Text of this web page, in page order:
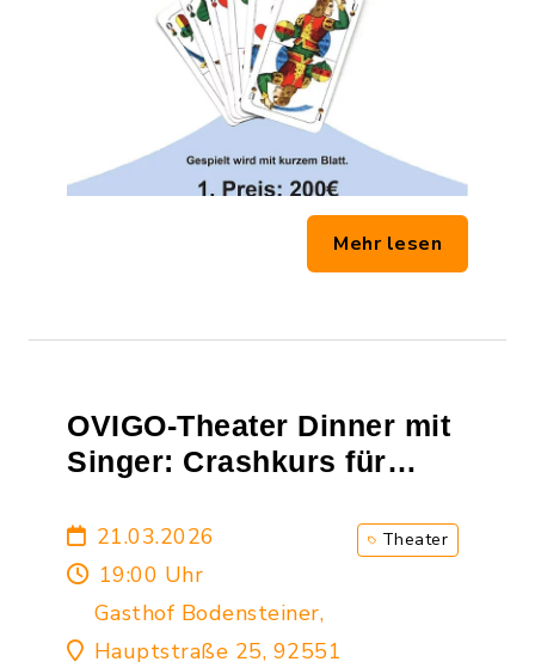
Mehr lesen
OVIGO-Theater Dinner mit
Singer: Crashkurs für
21.03.2026
19:00 Uhr
Gasthof Bodensteiner,
Hauptstraße 25, 92551
Theater